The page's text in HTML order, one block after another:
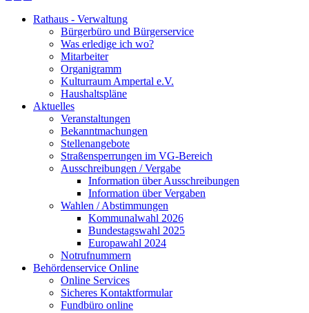
Rathaus - Verwaltung
Bürgerbüro und Bürgerservice
Was erledige ich wo?
Mitarbeiter
Organigramm
Kulturraum Ampertal e.V.
Haushaltspläne
Aktuelles
Veranstaltungen
Bekanntmachungen
Stellenangebote
Straßensperrungen im VG-Bereich
Ausschreibungen / Vergabe
Information über Ausschreibungen
Information über Vergaben
Wahlen / Abstimmungen
Kommunalwahl 2026
Bundestagswahl 2025
Europawahl 2024
Notrufnummern
Behördenservice Online
Online Services
Sicheres Kontaktformular
Fundbüro online